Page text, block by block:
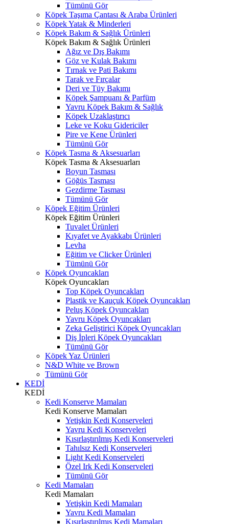
Tümünü Gör
Köpek Taşıma Çantası & Araba Ürünleri
Köpek Yatak & Minderleri
Köpek Bakım & Sağlık Ürünleri
Köpek Bakım & Sağlık Ürünleri
Ağız ve Dış Bakımı
Göz ve Kulak Bakımı
Tırnak ve Pati Bakımı
Tarak ve Fırçalar
Deri ve Tüy Bakımı
Köpek Şampuanı & Parfüm
Yavru Köpek Bakım & Sağlık
Köpek Uzaklaştırıcı
Leke ve Koku Gidericiler
Pire ve Kene Ürünleri
Tümünü Gör
Köpek Tasma & Aksesuarları
Köpek Tasma & Aksesuarları
Boyun Tasması
Göğüs Tasması
Gezdirme Tasması
Tümünü Gör
Köpek Eğitim Ürünleri
Köpek Eğitim Ürünleri
Tuvalet Ürünleri
Kıyafet ve Ayakkabı Ürünleri
Levha
Eğitim ve Clicker Ürünleri
Tümünü Gör
Köpek Oyuncakları
Köpek Oyuncakları
Top Köpek Oyuncakları
Plastik ve Kauçuk Köpek Oyuncakları
Peluş Köpek Oyuncakları
Yavru Köpek Oyuncakları
Zeka Geliştirici Köpek Oyuncakları
Diş İpleri Köpek Oyuncakları
Tümünü Gör
Köpek Yaz Ürünleri
N&D White ve Brown
Tümünü Gör
KEDİ
KEDİ
Kedi Konserve Mamaları
Kedi Konserve Mamaları
Yetişkin Kedi Konserveleri
Yavru Kedi Konserveleri
Kısırlaştırılmış Kedi Konserveleri
Tahılsız Kedi Konserveleri
Light Kedi Konserveleri
Özel Irk Kedi Konserveleri
Tümünü Gör
Kedi Mamaları
Kedi Mamaları
Yetişkin Kedi Mamaları
Yavru Kedi Mamaları
Kısırlaştırılmış Kedi Mamaları